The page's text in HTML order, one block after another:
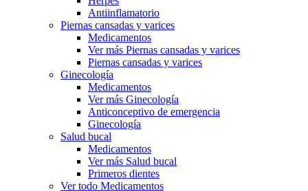
Antiinflamatorio
Piernas cansadas y varices
Medicamentos
Ver más Piernas cansadas y varices
Piernas cansadas y varices
Ginecología
Medicamentos
Ver más Ginecología
Anticonceptivo de emergencia
Ginecología
Salud bucal
Medicamentos
Ver más Salud bucal
Primeros dientes
Ver todo Medicamentos